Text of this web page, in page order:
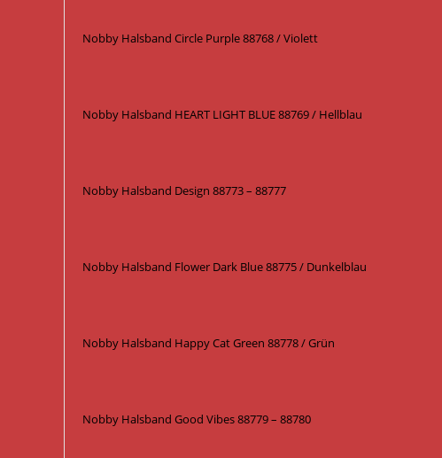
Nobby Halsband Circle Purple 88768 / Violett
Nobby Halsband HEART LIGHT BLUE 88769 / Hellblau
Nobby Halsband Design 88773 – 88777
Nobby Halsband Flower Dark Blue 88775 / Dunkelblau
Nobby Halsband Happy Cat Green 88778 / Grün
Nobby Halsband Good Vibes 88779 – 88780